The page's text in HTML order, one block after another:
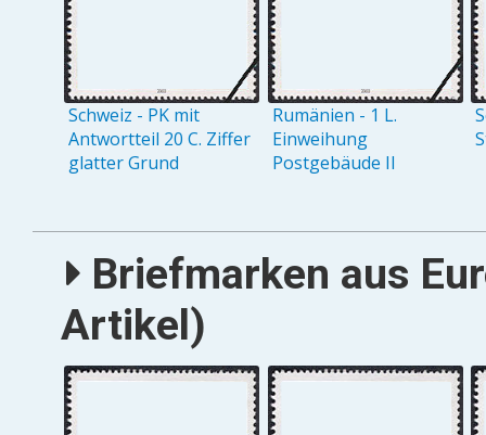
Schweiz - PK mit
Antwortteil 20 C. Ziffer
glatter Grund
Rumänien - 1 L.
Einweihung
Postgebäude II
Briefmarken aus
Artikel)